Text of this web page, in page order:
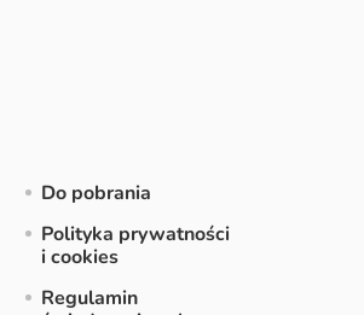
Do pobrania
Polityka prywatności
i cookies
Regulamin